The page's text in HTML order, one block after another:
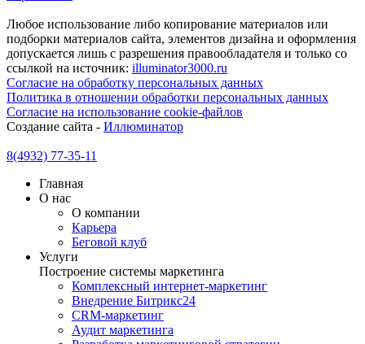
Любое использование либо копирование материалов или
подборки материалов сайта, элементов дизайна и оформления
допускается лишь с разрешения правообладателя и только со
ссылкой на источник: illuminator3000.ru
Согласие на обработку персональных данных
Политика в отношении обработки персональных данных
Согласие на использование cookie-файлов
Создание сайта - Иллюминатор
8(4932) 77-35-11
Главная
О нас
О компании
Карьера
Беговой клуб
Услуги
Построение системы маркетинга
Комплексный интернет-маркетинг
Внедрение Битрикс24
CRM-маркетинг
Аудит маркетинга